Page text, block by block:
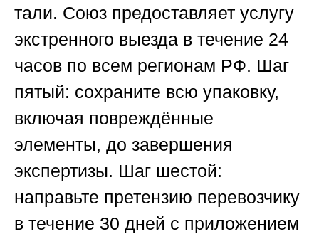
тали. Союз предоставляет услугу
экстренного выезда в течение 24
часов по всем регионам РФ. Шаг
пятый: сохраните всю упаковку,
включая повреждённые
элементы, до завершения
экспертизы. Шаг шестой:
направьте претензию перевозчику
в течение 30 дней с приложением